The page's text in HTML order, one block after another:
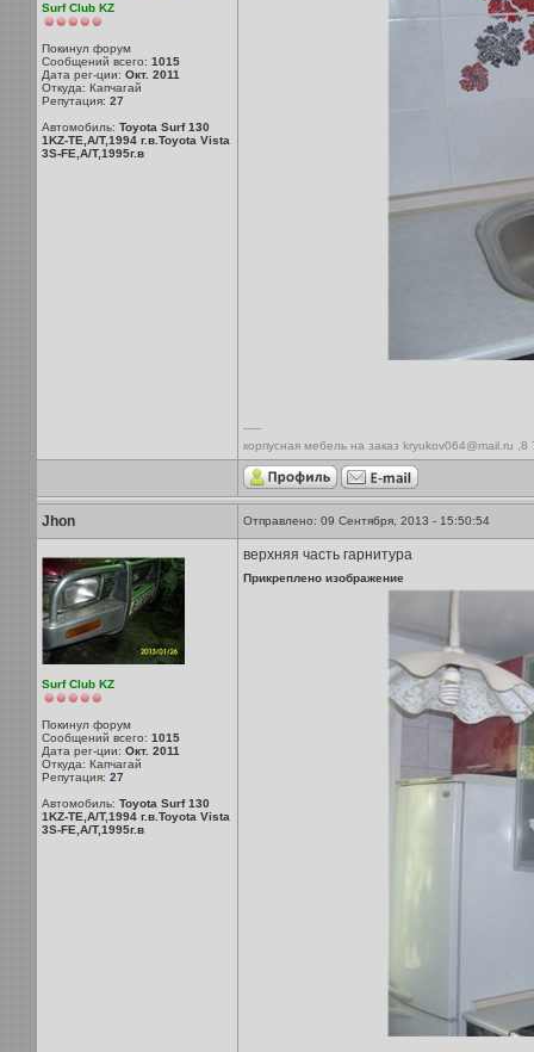
Surf Club KZ
Покинул форум
Сообщений всего: 1015
Дата рег-ции: Окт. 2011
Откуда: Капчагай
Репутация: 27
Автомобиль: Toyota Surf 130
1KZ-TE,A/T,1994 г.в.Toyota Vista
3S-FE,A/T,1995г.в
-----
корпусная мебель на заказ kryukov064@mail.ru
Jhon Отправлено: 09 Сентября, 2013 - 15:50:54
Surf Club KZ
Покинул форум
Сообщений всего: 1015
Дата рег-ции: Окт. 2011
Откуда: Капчагай
Репутация: 27
Автомобиль: Toyota Surf 130
1KZ-TE,A/T,1994 г.в.Toyota Vista
3S-FE,A/T,1995г.в
верхняя часть гарнитура
Прикреплено изображение